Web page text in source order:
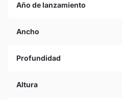
Año de lanzamiento
Ancho
Profundidad
Altura